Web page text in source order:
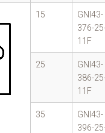
15
GNI43-
376-
11F
25
GNI43-
386-
11F
35
GNI43-
396-